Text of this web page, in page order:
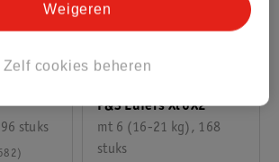
stuks
P&S Luiers Xl 6X2
mt 6 (16-21 kg), 168
stuks
59
Zelf cookies beheren
Weigeren